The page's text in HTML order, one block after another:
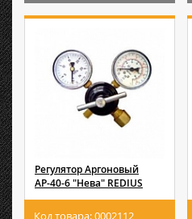
Регулятор Аргоновый
АР-40-6 "Нева" REDIUS
Код товара: 0002112